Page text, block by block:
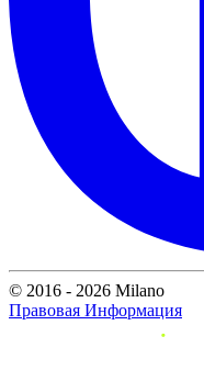
© 2016 - 2026 Milano
Правовая Информация